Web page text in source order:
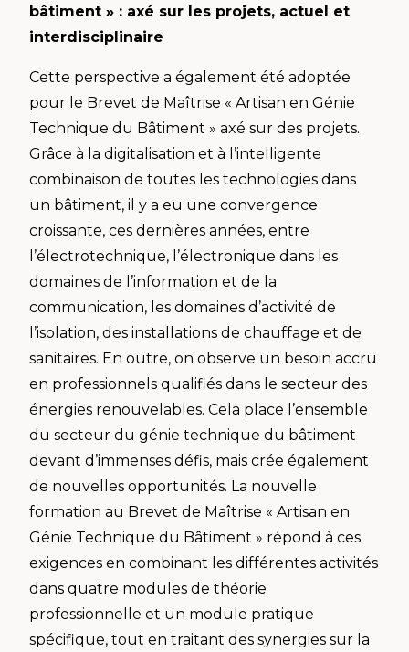
bâtiment » : axé sur les projets, actuel et
interdisciplinaire
Cette perspective a également été adoptée
pour le Brevet de Maîtrise « Artisan en Génie
Technique du Bâtiment » axé sur des projets.
Grâce à la digitalisation et à l’intelligente
combinaison de toutes les technologies dans
un bâtiment, il y a eu une convergence
croissante, ces dernières années, entre
l’électrotechnique, l’électronique dans les
domaines de l’information et de la
communication, les domaines d’activité de
l’isolation, des installations de chauffage et de
sanitaires. En outre, on observe un besoin accru
en professionnels qualifiés dans le secteur des
énergies renouvelables. Cela place l’ensemble
du secteur du génie technique du bâtiment
devant d’immenses défis, mais crée également
de nouvelles opportunités. La nouvelle
formation au Brevet de Maîtrise « Artisan en
Génie Technique du Bâtiment » répond à ces
exigences en combinant les différentes activités
dans quatre modules de théorie
professionnelle et un module pratique
spécifique, tout en traitant des synergies sur la